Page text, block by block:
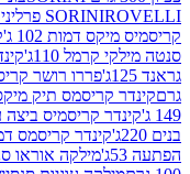
SORINI
דמות 102 ג'
קינדר
110ג'
קינדר קריסמס
פררו רושר קריסמיס סנטה 70ג'
תיק מיקס 193ג'
קריסמיס ביצה ענקית בנות 220ג'
קינדר קריסמס דמויות עם
מילקה אוראו סנדוויץ 92 גרם